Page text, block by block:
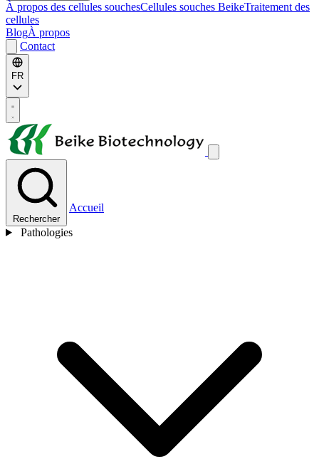
À propos des cellules souchesCellules souches BeikeTraitement des
cellules
BlogÀ propos
Contact
FR
Rechercher
Accueil
Pathologies